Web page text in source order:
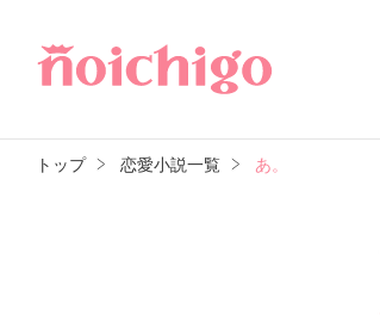
トップ 恋愛小説一覧 あ。